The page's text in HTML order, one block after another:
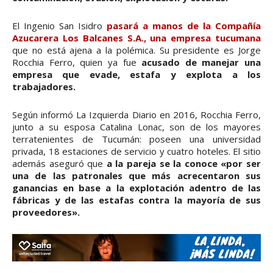
El Ingenio San Isidro pasará a manos de la Compañía
Azucarera Los Balcanes S.A., una empresa tucumana
que no está ajena a la polémica. Su presidente es Jorge
Rocchia Ferro, quien ya fue acusado de manejar una
empresa que evade, estafa y explota a los
trabajadores.
Según informó La Izquierda Diario en 2016, Rocchia Ferro,
junto a su esposa Catalina Lonac, son de los mayores
terratenientes de Tucumán: poseen una universidad
privada, 18 estaciones de servicio y cuatro hoteles. El sitio
además aseguró que a la pareja se la conoce «por ser
una de las patronales que más acrecentaron sus
ganancias en base a la explotación adentro de las
fábricas y de las estafas contra la mayoría de sus
proveedores».